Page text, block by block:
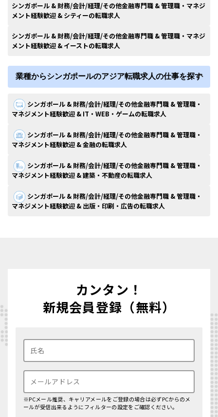
シンガポール & 財務/会計/経理/その他金融専門職 & 管理職・マネジ
メント経験歓迎 & シティーの転職求人
シンガポール & 財務/会計/経理/その他金融専門職 & 管理職・マネジ
メント経験歓迎 & イーストの転職求人
業種からシンガポールのアジア転職求人の仕事を探す
シンガポール & 財務/会計/経理/その他金融専門職 & 管理職・
マネジメント経験歓迎 & IT・WEB・ゲームの転職求人
シンガポール & 財務/会計/経理/その他金融専門職 & 管理職・
マネジメント経験歓迎 & 金融の転職求人
シンガポール & 財務/会計/経理/その他金融専門職 & 管理職・
マネジメント経験歓迎 & 建築・不動産の転職求人
シンガポール & 財務/会計/経理/その他金融専門職 & 管理職・
マネジメント経験歓迎 & 出版・印刷・広告の転職求人
カンタン！
新規会員登録（無料）
※PCメール推奨、キャリアメールをご登録の場合は必ずPCからのメ
ールが受信出来るようにフィルターの設定をご確認ください。